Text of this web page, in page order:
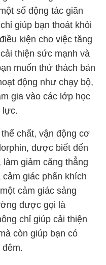
số động tác giãn
giúp bạn thoát khỏi
kiện cho việc tăng
thiện sức mạnh và
muốn thử thách bản
động như chạy bộ,
gia vào các lớp học
lực.
chất, vận động cơ
được biết đến
giảm căng thẳng
giác phấn khích
cảm giác sảng
được gọi là
chỉ giúp cải thiện
còn giúp bạn có